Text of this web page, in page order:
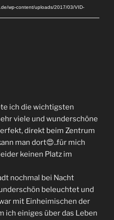
wp-content/uploads/2017/03/VID-
ich die wichtigsten
viele und wunderschöne
direkt beim Zentrum
man dort😍..für mich
keinen Platz im
nochmal bei Nacht
beleuchtet und
mit Einheimischen der
ich einiges über das Leben